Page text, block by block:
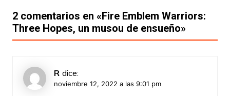
2 comentarios en «Fire Emblem Warriors:
Three Hopes, un musou de ensueño»
R dice:
noviembre 12, 2022 a las 9:01 pm